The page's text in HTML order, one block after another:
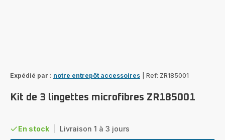
Expédié par : notre entrepôt accessoires Ref: ZR185001
Kit de 3 lingettes microfibres ZR185001
En stock Livraison 1 à 3 jours